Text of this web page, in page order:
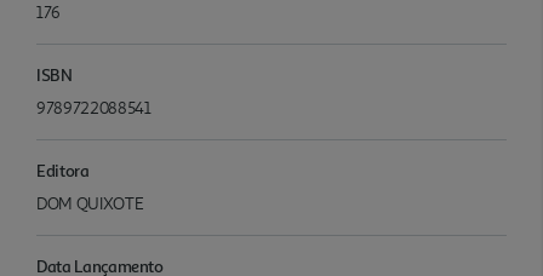
176
ISBN
9789722088541
Editora
DOM QUIXOTE
Data Lançamento